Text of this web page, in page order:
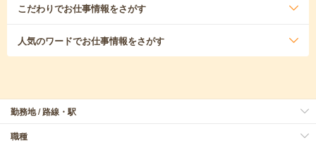
こだわりでお仕事情報をさがす
人気のワードでお仕事情報をさがす
勤務地 / 路線・駅
職種